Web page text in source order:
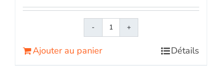
quantité
Ajouter au panier Détails